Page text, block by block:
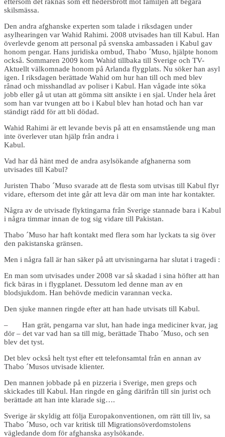
skilsmässa.
Den andra afghanske experten som talade i riksdagen under
asylhearingen var Wahid Rahimi. 2008 utvisades han till Kabul. Han
överlevde genom att personal på svenska ambassaden i Kabul gav
honom pengar. Hans juridiska ombud, Thabo ´Muso, hjälpte honom
också. Sommaren 2009 kom Wahid tillbaka till Sverige och TV-
Aktuellt välkomnade honom på Arlanda flygplats. Nu söker han asyl
igen. I riksdagen berättade Wahid om hur han till och med blev
rånad och misshandlad av poliser i Kabul. Han vågade inte söka
jobb eller gå ut utan att gömma sitt ansikte i en sjal. Under hela året
som han var tvungen att bo i Kabul blev han hotad och han var
ständigt rädd för att bli dödad.
Wahid Rahimi är ett levande bevis på att en ensamstående ung man
inte överlever utan hjälp från andra i
Vad har då hänt med de andra asylsökande afghanerna som
utvisades till Kabul?
Juristen Thabo ´Muso svarade att de flesta som utvisas till Kabul flyr
vidare, eftersom det inte går att leva där om man inte har kontakter.
Några av de utvisade flyktingarna från Sverige stannade bara i Kabul
i några timmar innan de tog sig vidare till Pakistan.
Thabo ´Muso har haft kontakt med flera som har lyckats ta sig över
den pakistanska gränsen.
Men i några fall är han säker på att utvisningarna har slutat i tragedi :
En man som utvisades under 2008 var så skadad i sina höfter att han
fick bäras in i flygplanet. Dessutom led denne man av en
blodsjukdom. Han behövde medicin varannan vecka.
Den sjuke mannen ringde efter att han hade utvisats till Kabul.
– Han grät, pengarna var slut, han hade inga mediciner kvar, jag
dör – det var vad han sa till mig, berättade Thabo ´Muso, och sen
blev det tyst.
Det blev också helt tyst efter ett telefonsamtal från en annan av
Thabo ´Musos utvisade klienter.
Den mannen jobbade på en pizzeria i Sverige, men greps och
skickades till Kabul. Han ringde en gång därifrån till sin jurist och
berättade att han inte klarade sig….
Sverige är skyldig att följa Europakonventionen, om rätt till liv, sa
Thabo ´Muso, och var kritisk till Migrationsöverdomstolens
vägledande dom för afghanska asylsökande.